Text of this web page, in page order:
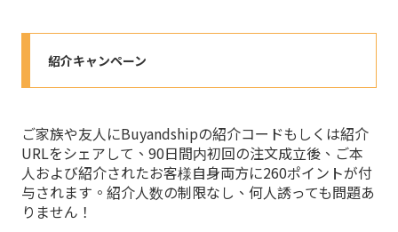
紹介キャンペーン
ご家族や友人にBuyandshipの紹介コードもしくは紹介
URLをシェアして、90日間内初回の注文成立後、ご本
人および紹介されたお客様自身両方に260ポイントが付
与されます。紹介人数の制限なし、何人誘っても問題あ
りません！